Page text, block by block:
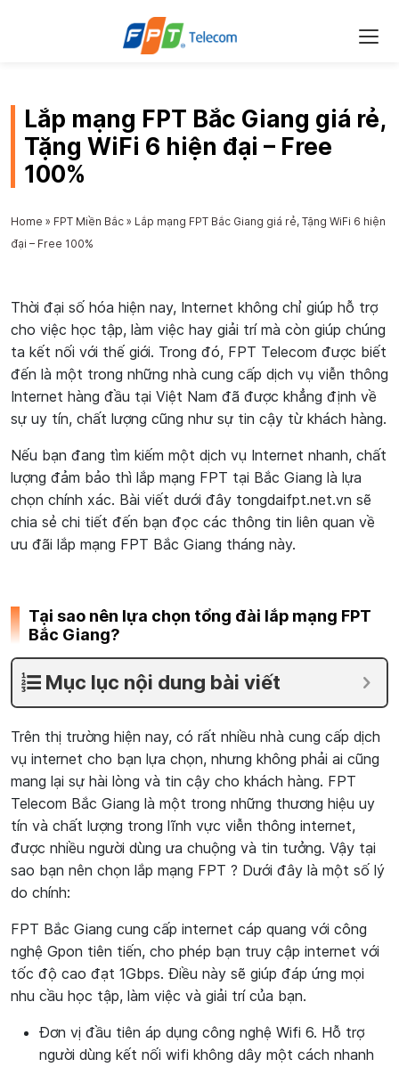
Lắp mạng FPT Bắc Giang giá rẻ,
Tặng WiFi 6 hiện đại – Free
100%
Home » FPT Miền Bắc » Lắp mạng FPT Bắc Giang giá rẻ, Tặng WiFi 6 hiện
đại – Free 100%
Thời đại số hóa hiện nay, Internet không chỉ giúp hỗ trợ
cho việc học tập, làm việc hay giải trí mà còn giúp chúng
ta kết nối với thế giới. Trong đó, FPT Telecom được biết
đến là một trong những nhà cung cấp dịch vụ viễn thông
Internet hàng đầu tại Việt Nam đã được khẳng định về
sự uy tín, chất lượng cũng như sự tin cậy từ khách hàng.
Nếu bạn đang tìm kiếm một dịch vụ Internet nhanh, chất
lượng đảm bảo thì lắp mạng FPT tại Bắc Giang là lựa
chọn chính xác. Bài viết dưới đây tongdaifpt.net.vn sẽ
chia sẻ chi tiết đến bạn đọc các thông tin liên quan về
ưu đãi lắp mạng FPT Bắc Giang tháng này.
Tại sao nên lựa chọn tổng đài lắp mạng FPT
Bắc Giang?
Mục lục nội dung bài viết
Trên thị trường hiện nay, có rất nhiều nhà cung cấp dịch
vụ internet cho bạn lựa chọn, nhưng không phải ai cũng
mang lại sự hài lòng và tin cậy cho khách hàng. FPT
Telecom Bắc Giang là một trong những thương hiệu uy
tín và chất lượng trong lĩnh vực viễn thông internet,
được nhiều người dùng ưa chuộng và tin tưởng. Vậy tại
sao bạn nên chọn lắp mạng FPT ? Dưới đây là một số lý
do chính:
FPT Bắc Giang cung cấp internet cáp quang với công
nghệ Gpon tiên tiến, cho phép bạn truy cập internet với
tốc độ cao đạt 1Gbps. Điều này sẽ giúp đáp ứng mọi
nhu cầu học tập, làm việc và giải trí của bạn.
Đơn vị đầu tiên áp dụng công nghệ Wifi 6. Hỗ trợ
người dùng kết nối wifi không dây một cách nhanh